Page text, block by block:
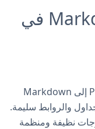
حول PDF إلى Markdown في
عند تحويل ملفات PDF إلى Markdown
والروابط سليمة.
نظيفة ومنظمة